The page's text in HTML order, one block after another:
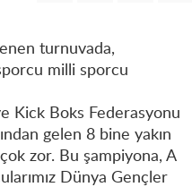
turnuvada,
milli sporcu
Kick Boks Federasyonu
gelen 8 bine yakın
zor. Bu şampiyona, A
Dünya Gençler